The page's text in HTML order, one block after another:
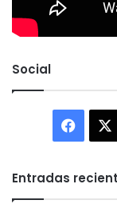
Social
Entradas